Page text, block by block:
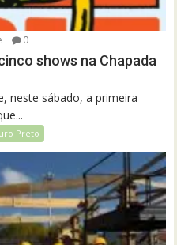
0
shows na Chapada
neste sábado, a primeira
Preto